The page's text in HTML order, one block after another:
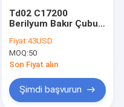
Td02 C17200
Berilyum Bakır Çubuk
Bakım Rulmanları İçin
Burçlar
Fiyat:43USD
MOQ:50
Son Fiyat alın
Şimdi başvurun